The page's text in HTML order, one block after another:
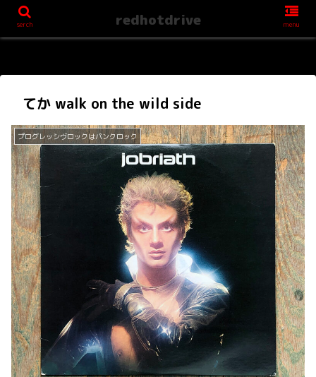
てか walk on the wild side
プログレッシヴロックはパンクロック
serch redhotdrive menu